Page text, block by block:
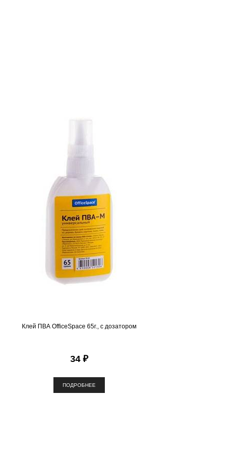
Клей ПВА OfficeSpace 65г., с дозатором
34 ₽
ПОДРОБНЕЕ